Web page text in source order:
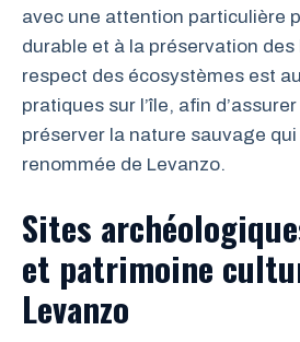
avec une attention particulière
durable et à la préservation
respect des écosystèmes est
pratiques sur l’île, afin
préserver la nature sauvage
renommée de Levanzo.
Sites
et patrimoine
Levanzo